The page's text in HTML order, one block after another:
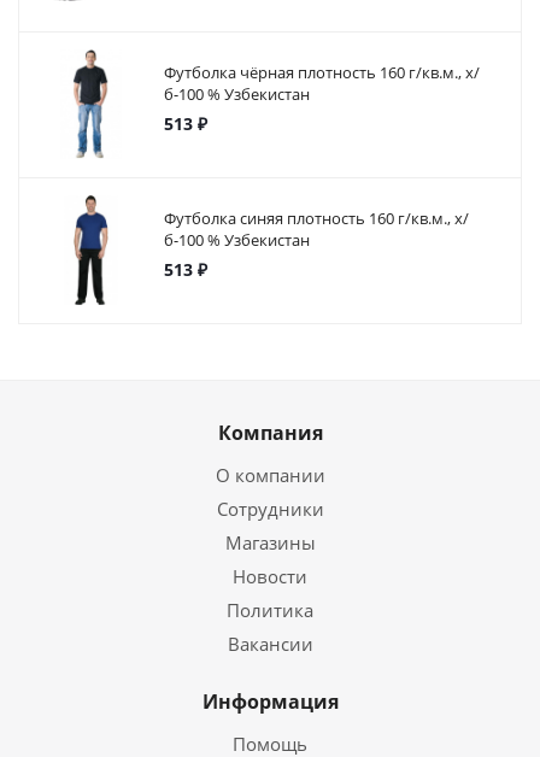
Футболка чёрная плотность 160 г/кв.м., х/
б-100 % Узбекистан
513 ₽
Футболка синяя плотность 160 г/кв.м., х/
б-100 % Узбекистан
513 ₽
Компания
О компании
Сотрудники
Магазины
Новости
Политика
Вакансии
Информация
Помощь